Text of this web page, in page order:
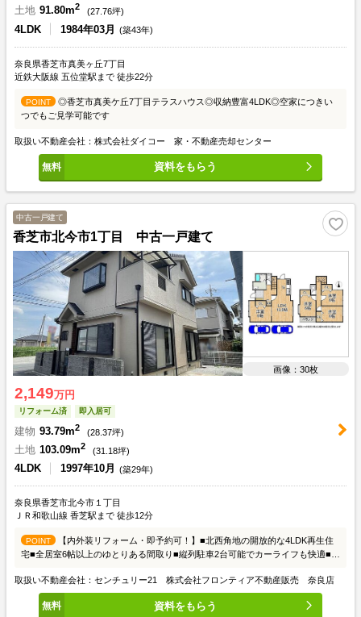
土地 91.80m2 (27.76坪)
4LDK 1984年03月 (築43年)
奈良県香芝市真美ヶ丘7丁目
近鉄大阪線 五位堂駅まで 徒歩22分
POINT
◎香芝市真美ケ丘7丁目テラスハウス◎収納豊富4LDK◎空家につきい
つでもご見学可能です
取扱い不動産会社：株式会社ダイコー 家・不動産売却センター
資料をもらう
中古一戸建て
香芝市北今市1丁目 中古一戸建て
画像：30枚
2,149万円
リフォーム済 即入居可
建物 93.79m2 (28.37坪)
土地 103.09m2 (31.18坪)
4LDK 1997年10月 (築29年)
奈良県香芝市北今市１丁目
ＪＲ和歌山線 香芝駅まで 徒歩12分
POINT
【内外装リフォーム・即予約可！】■北西角地の開放的な4LDK再生住
宅■全居室6帖以上のゆとりある間取り■縦列駐車2台可能でカーライフも快適■令
取扱い不動産会社：センチュリー21 株式会社フロンティア不動産販売 奈良店
資料をもらう